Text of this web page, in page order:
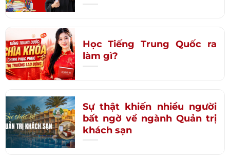
Học Tiếng Trung Quốc ra
làm gì?
Sự thật khiến nhiều người
bất ngờ về ngành Quản trị
khách sạn